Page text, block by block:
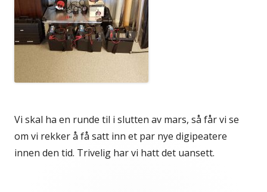
Vi skal ha en runde til i slutten av mars, så får vi se
om vi rekker å få satt inn et par nye digipeatere
innen den tid. Trivelig har vi hatt det uansett.